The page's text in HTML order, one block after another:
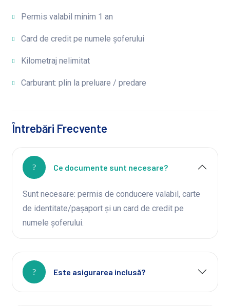
Permis valabil minim 1 an
Card de credit pe numele șoferului
Kilometraj nelimitat
Carburant: plin la preluare / predare
Întrebări Frecvente
Ce documente sunt necesare?
Sunt necesare: permis de conducere valabil, carte
de identitate/pașaport și un card de credit pe
numele șoferului.
Este asigurarea inclusă?